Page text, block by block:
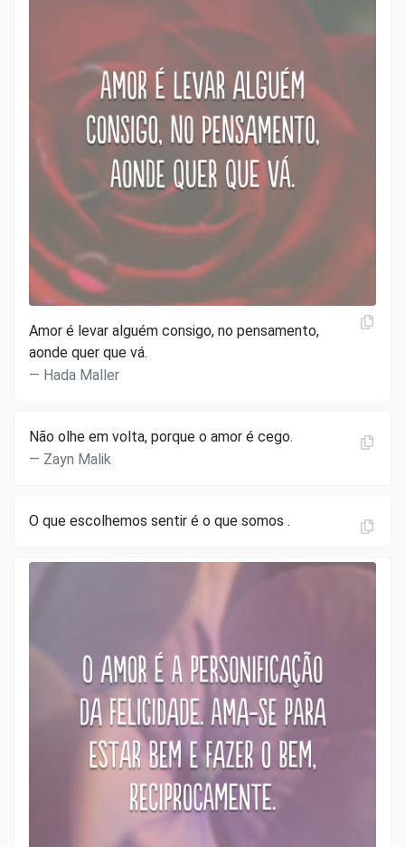
Amor é levar alguém consigo, no pensamento,
aonde quer que vá.
Hada Maller
Não olhe em volta, porque o amor é cego.
Zayn Malik
O que escolhemos sentir é o que somos .